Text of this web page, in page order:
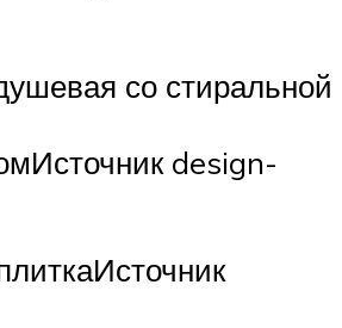
со стиральной
design-